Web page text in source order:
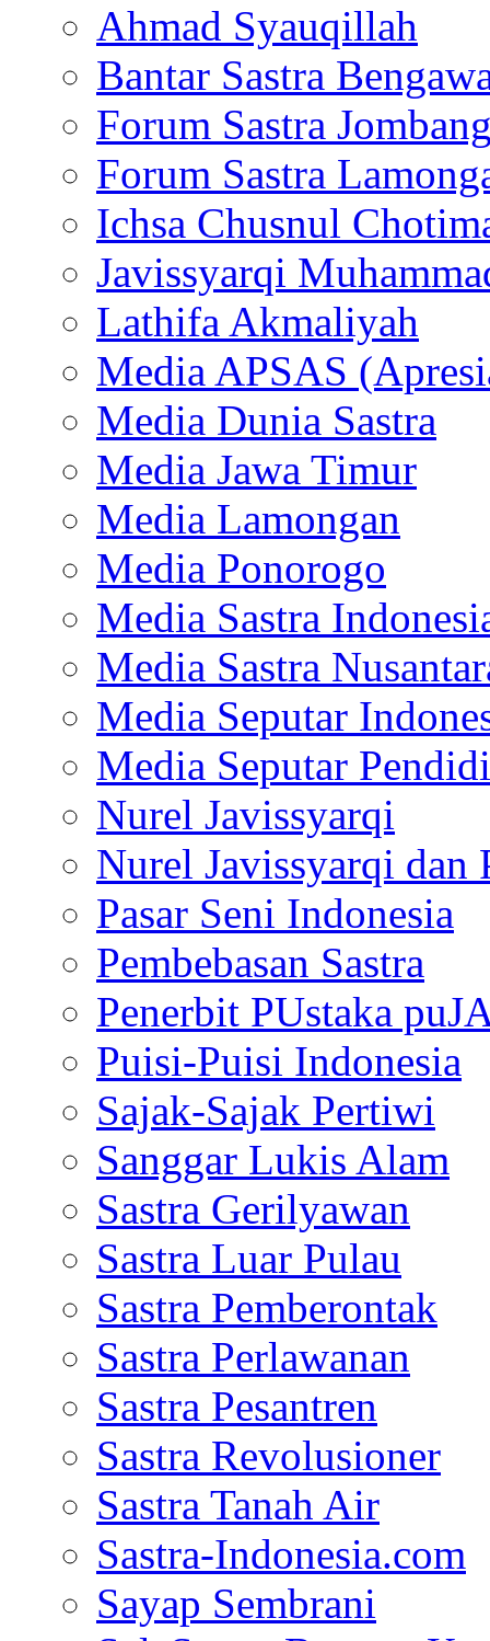
Ahmad Syauqillah
Bantar Sastra
Forum Sastra
Forum Sastra
Ichsa Chusnul
Javissyarqi
Lathifa Akmaliyah
Media APSAS
Media Dunia Sastra
Media Jawa Timur
Media Lamongan
Media Ponorogo
Media Sastra
Media Sastra
Media Seputar
Media Seputar
Nurel Javissyarqi
Nurel Javissyarqi dan
Pasar Seni Indonesia
Pembebasan Sastra
Penerbit PUstaka
Puisi-Puisi Indonesia
Sajak-Sajak Pertiwi
Sanggar Lukis Alam
Sastra Gerilyawan
Sastra Luar Pulau
Sastra Pemberontak
Sastra Perlawanan
Sastra Pesantren
Sastra Revolusioner
Sastra Tanah Air
Sastra-Indonesia.com
Sayap Sembrani